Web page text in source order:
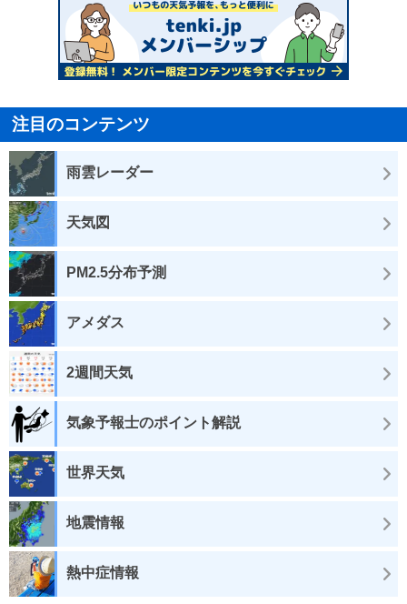
注目のコンテンツ
雨雲レーダー
天気図
PM2.5分布予測
アメダス
2週間天気
気象予報士のポイント解説
世界天気
地震情報
熱中症情報